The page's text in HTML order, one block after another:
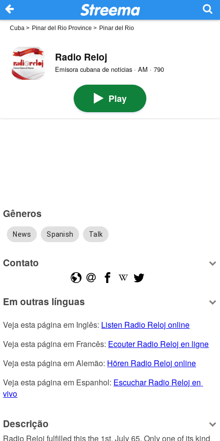
Cuba > Pinar del Rio Province > Pinar del Rio
Radio Reloj
Emisora cubana de noticias · AM · 790
Play
Gêneros
News Spanish Talk
Contato
Em outras línguas
Veja esta página em Inglês: Listen Radio Reloj online
Veja esta página em Francês: Ecouter Radio Reloj en ligne
Veja esta página em Alemão: Hören Radio Reloj online
Veja esta página em Espanhol: Escuchar Radio Reloj en
vivo
Descrição
Radio Reloj fulfilled this the 1st. July 65. Only one of its kind